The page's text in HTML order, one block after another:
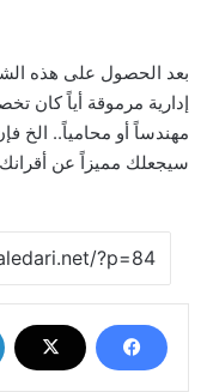
بعد الحصول على هذه
إدارية مرموقة أياً كان
سيجعلك مميزاً عن